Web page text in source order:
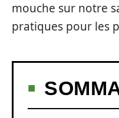
mouche sur notre
pratiques pour les